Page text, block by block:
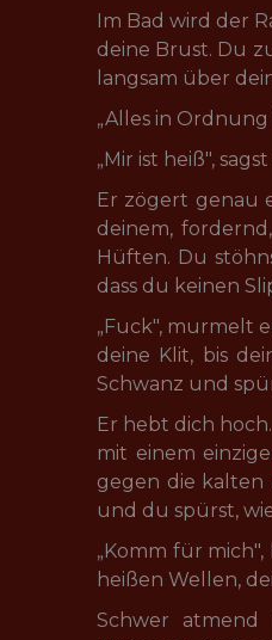
Im Bad wird der
deine Brust. Du
langsam über
„Alles in
„Mir ist heiß",
Er zögert genau
deinem,
Hüften. Du
dass du keinen
„Fuck", murmelt
deine Klit, bis
Schwanz und
Er hebt dich
mit einem
gegen die kalten
und du spürst,
„Komm für
heißen Wellen,
Schwer